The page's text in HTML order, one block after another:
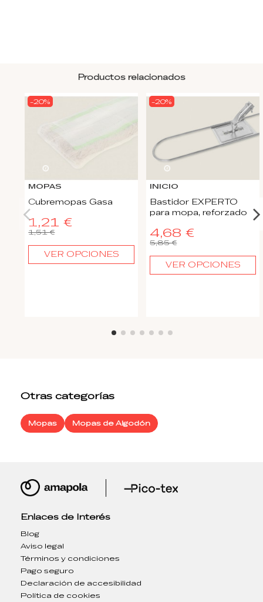
Productos relacionados
-20%
MOPAS
Cubremopas Gasa
1,21 €
1,51 €
VER OPCIONES
-20%
INICIO
Bastidor EXPERTO
para mopa, reforzado
4,68 €
5,85 €
VER OPCIONES
Otras categorías
Mopas Mopas de Algodón
Enlaces de Interés
Blog
Aviso legal
Términos y condiciones
Pago seguro
Declaración de accesibilidad
Política de cookies